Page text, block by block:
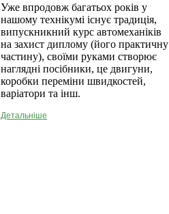
Уже впродовж багатьох років у
нашому технікумі існує традиція,
випускникний курс автомеханіків
на захист диплому (його практичну
частину), своїми руками створює
наглядні посібники, це двигуни,
коробки переміни швидкостей,
варіатори та інш.
Детальніше